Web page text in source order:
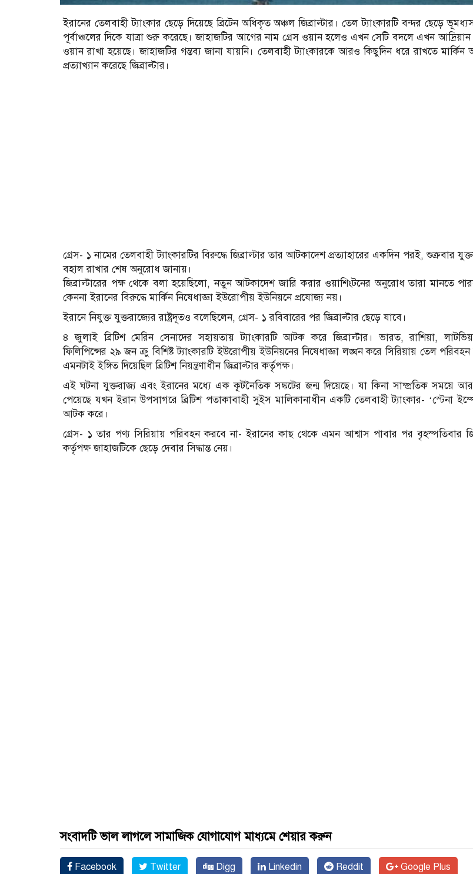
ইরানের তেলবাহী ট্যাংকার ছেড়ে দিয়েছে ব্রিটেন অধিকৃত অঞ্চল জিব্রাল্টার। তেল ট্যাংকারটি বন্দর ছেড়ে
পূর্বাঞ্চলের দিকে যাত্রা শুরু করেছে। জাহাজটির আগের নাম গ্রেস ওয়ান হলেও এখন সেটি বদলে এখন আদ্রিয়ান
ওয়ান রাখা হয়েছে। জাহাজটির গন্তব্য জানা যায়নি। তেলবাহী ট্যাংকারকে আরও কিছুদিন ধরে রাখতে
প্রত্যাখ্যান করেছে জিব্রাল্টার।
গ্রেস- ১ নামের তেলবাহী ট্যাংকারটির বিরুদ্ধে জিব্রাল্টার তার আটকাদেশ প্রত্যাহারের একদিন পরই, শুক্রবার
বহাল রাখার শেষ অনুরোধ জানায়।
জিব্রাল্টারের পক্ষ থেকে বলা হয়েছিলো, নতুন আটকাদেশ জারি করার ওয়াশিংটনের অনুরোধ তারা মানতে
কেননা ইরানের বিরুদ্ধে মার্কিন নিষেধাজ্ঞা ইউরোপীয় ইউনিয়নে প্রযোজ্য নয়।
ইরানে নিযুক্ত যুক্তরাজ্যের রাষ্ট্রদূতও বলেছিলেন, গ্রেস- ১ রবিবারের পর জিব্রাল্টার ছেড়ে যাবে।
৪ জুলাই ব্রিটিশ মেরিন সেনাদের সহায়তায় ট্যাংকারটি আটক করে জিব্রাল্টার। ভারত, রাশিয়া,
ফিলিপিন্সের ২৯ জন ক্রু বিশিষ্ট ট্যাংকারটি ইউরোপীয় ইউনিয়নের নিষেধাজ্ঞা লঙ্ঘন করে সিরিয়ায় তেল
এমনটাই ইঙ্গিত দিয়েছিল ব্রিটিশ নিয়ন্ত্রণাধীন জিব্রাল্টার কর্তৃপক্ষ।
এই ঘটনা যুক্তরাজ্য এবং ইরানের মধ্যে এক কূটনৈতিক সঙ্কটের জন্ম দিয়েছে। যা কিনা সাম্প্রতিক সময়ে
পেয়েছে যখন ইরান উপসাগরে ব্রিটিশ পতাকাবাহী সুইস মালিকানাধীন একটি তেলবাহী ট্যাংকার- ‘স্টেনা
আটক করে।
গ্রেস- ১ তার পণ্য সিরিয়ায় পরিবহন করবে না- ইরানের কাছ থেকে এমন আশ্বাস পাবার পর বৃহস্পতিবার
কর্তৃপক্ষ জাহাজটিকে ছেড়ে দেবার সিদ্ধান্ত নেয়।
সংবাদটি ভাল লাগলে সামাজিক যোগাযোগ মাধ্যমে শেয়ার করুন
Facebook Twitter Digg Linkedin Reddit Google Plus